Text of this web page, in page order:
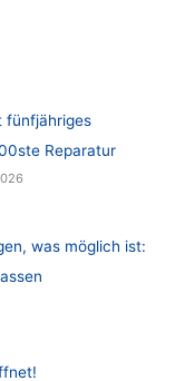
fünfjähriges
Reparatur
was möglich ist: